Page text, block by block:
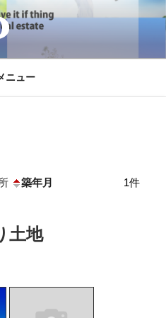
株式会社不動産-沼
東部
部事業部は静岡県東部の不動産物件
ニュー
築年月 1件
土地